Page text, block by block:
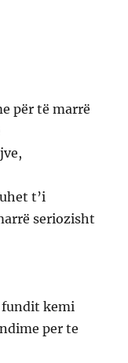
për të marrë
t’i
seriozisht
fundit kemi
per te